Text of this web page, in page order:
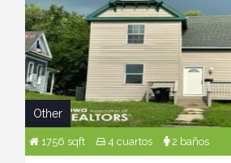
Other
1756 sqft 4 cuartos 2 baños